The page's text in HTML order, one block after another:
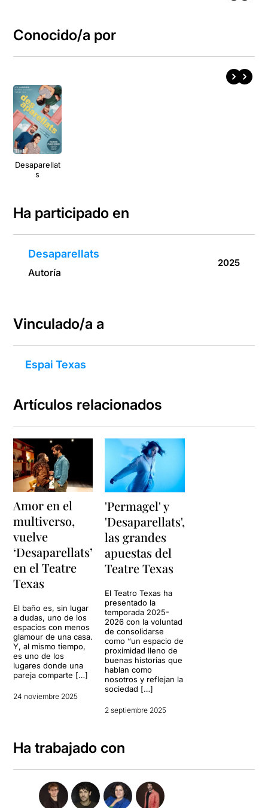
Conocido/a por
Desaparellat
s
Ha participado en
Desaparellats
Autoría
2025
Vinculado/a a
Espai Texas
Artículos relacionados
Amor en el
multiverso,
vuelve
‘Desaparellats’
en el Teatre
Texas
El baño es, sin lugar
a dudas, uno de los
espacios con menos
glamour de una casa.
Y, al mismo tiempo,
es uno de los
lugares donde una
pareja comparte […]
24 noviembre 2025
'Permagel' y
'Desaparellats',
las grandes
apuestas del
Teatre Texas
El Teatro Texas ha
presentado la
temporada 2025-
2026 con la voluntad
de consolidarse
como “un espacio de
proximidad lleno de
buenas historias que
hablan como
nosotros y reflejan la
sociedad […]
2 septiembre 2025
Ha trabajado con